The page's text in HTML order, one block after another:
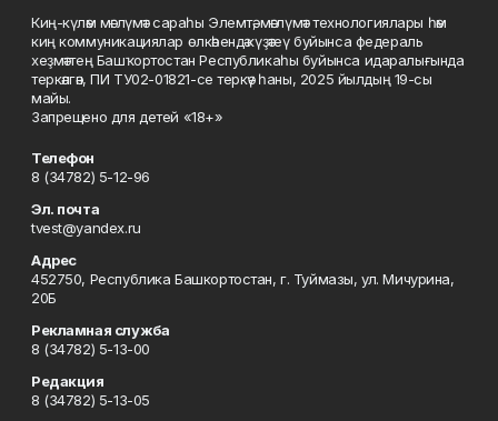
Киң-күләм мәғлүмәт сараһы Элемтә, мәғлүмәт технологиялары һәм
киң коммуникациялар өлкәһендә күҙәтеү буйынса федераль
хеҙмәттең Башҡортостан Республикаһы буйынса идаралығында
теркәлгән, ПИ ТУ02-01821-се теркәү һаны, 2025 йылдың 19-сы
майы.
Запрещено для детей «18+»
Телефон
8 (34782) 5-12-96
Эл. почта
tvest@yandex.ru
Адрес
452750, Республика Башкортостан, г. Туймазы, ул. Мичурина,
20Б
Рекламная служба
8 (34782) 5-13-00
Редакция
8 (34782) 5-13-05